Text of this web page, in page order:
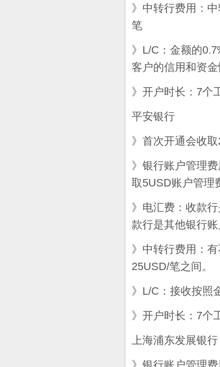
》中转行费用：
笔
》L/C：金额的
客户的信用和资
》开户时长：7个
平安银行
》首次开通会收
》银行账户管理
取5USD账户管理
》电汇费：收款
款行是其他银行
》中转行费用：
25USD/笔之间。
》L/C：接收按照
》开户时长：7个
上海浦东发展银行